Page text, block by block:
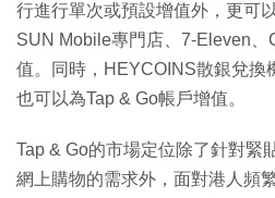
行進行單次或預設增值外，更可
SUN Mobile專門店、7-Eleven
值。同時，HEYCOINS散銀兌換
也可以為Tap & Go帳戶增值。
Tap & Go的市場定位除了針對緊
網上購物的需求外，面對港人頻